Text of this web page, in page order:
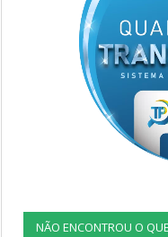
NÃO ENCONTROU O